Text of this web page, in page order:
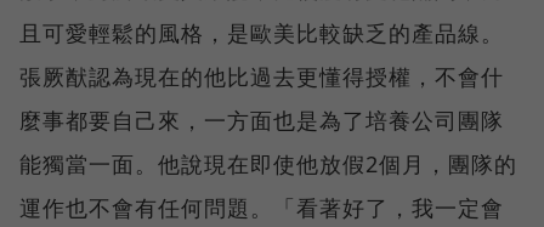
且可愛輕鬆的風格，是歐美比較缺乏的產品線。
張厥猷認為現在的他比過去更懂得授權，不會什
麼事都要自己來，一方面也是為了培養公司團隊
能獨當一面。他說現在即使他放假2個月，團隊的
運作也不會有任何問題。「看著好了，我一定會